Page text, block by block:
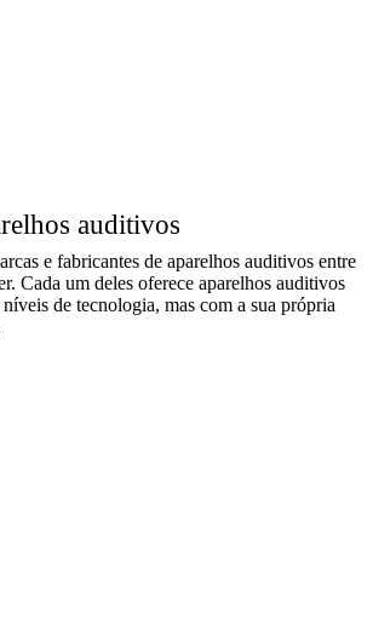
auditivos
e fabricantes de aparelhos auditivos entre
Cada um deles oferece aparelhos auditivos
de tecnologia, mas com a sua própria